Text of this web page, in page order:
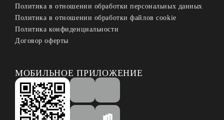
Политика в отношении обработки персональных данных
Политика в отношении обработки файлов cookie
Политика конфиденциальности
Договор оферты
МОБИЛЬНОЕ ПРИЛОЖЕНИЕ